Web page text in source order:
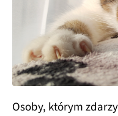
Osoby, którym